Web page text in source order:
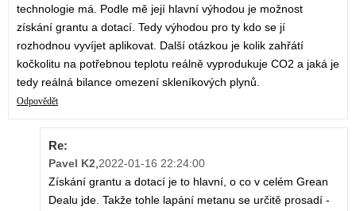
technologie má. Podle mě její hlavní výhodou je možnost
získání grantu a dotací. Tedy výhodou pro ty kdo se jí
rozhodnou vyvíjet aplikovat. Další otázkou je kolik zahřátí
kočkolitu na potřebnou teplotu reálně vyprodukuje CO2 a jaká je
tedy reálná bilance omezení skleníkových plynů.
Odpovědět
Re:
Pavel K2,2022-01-16 22:24:00
Získání grantu a dotací je to hlavní, o co v celém Grean
Dealu jde. Takže tohle lapání metanu se určitě prosadí -